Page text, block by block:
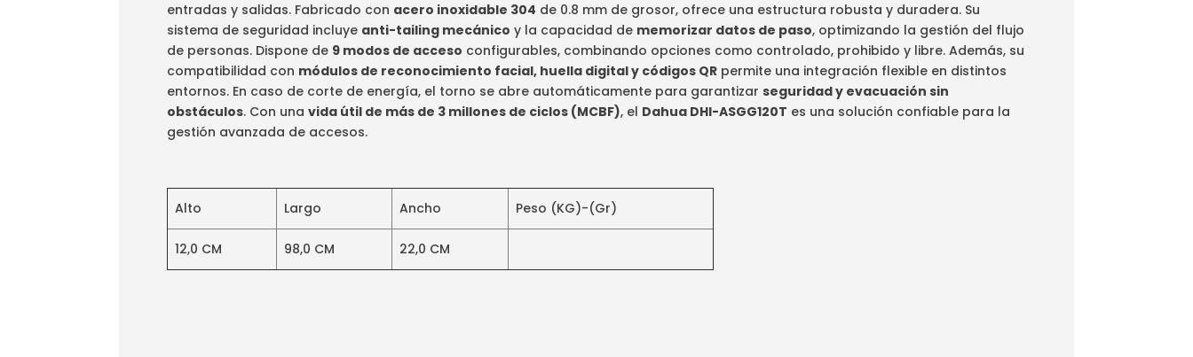
entradas y salidas. Fabricado con acero inoxidable 304 de 0.8 mm de grosor, ofrece una estructura robusta y duradera. Su
sistema de seguridad incluye anti-tailing mecánico y la capacidad de memorizar datos de paso, optimizando la gestión del flujo
de personas. Dispone de 9 modos de acceso configurables, combinando opciones como controlado, prohibido y libre. Además, su
compatibilidad con módulos de reconocimiento facial, huella digital y códigos QR permite una integración flexible en distintos
entornos. En caso de corte de energía, el torno se abre automáticamente para garantizarseguridad y evacuación sin
obstáculos. Con unavida útil de más de 3 millones de ciclos (MCBF), el Dahua DHI-ASGG120T es una solución confiable para la
gestión avanzada de accesos.
Alto Largo Ancho Peso (KG)-(Gr)
12,0 CM 98,0 CM 22,0 CM